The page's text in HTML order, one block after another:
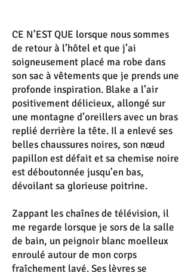
CE N’EST QUE lorsque nous sommes
de retour à l’hôtel et que j’ai
soigneusement placé ma robe dans
son sac à vêtements que je prends une
profonde inspiration. Blake a l’air
positivement délicieux, allongé sur
une montagne d’oreillers avec un bras
replié derrière la tête. Il a enlevé ses
belles chaussures noires, son nœud
papillon est défait et sa chemise noire
est déboutonnée jusqu’en bas,
dévoilant sa glorieuse poitrine.
Zappant les chaînes de télévision, il
me regarde lorsque je sors de la salle
de bain, un peignoir blanc moelleux
enroulé autour de mon corps
fraîchement lavé. Ses lèvres se